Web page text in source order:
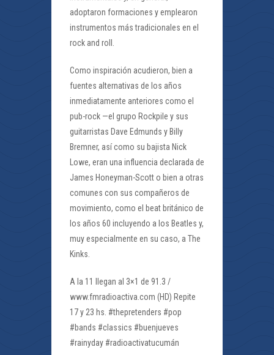
adoptaron formaciones y emplearon
instrumentos más tradicionales en el
rock and roll.
Como inspiración acudieron, bien a
fuentes alternativas de los años
inmediatamente anteriores como el
pub-rock —el grupo Rockpile y sus
guitarristas Dave Edmunds y Billy
Bremner, así como su bajista Nick
Lowe, eran una influencia declarada de
James Honeyman-Scott o bien a otras
comunes con sus compañeros de
movimiento, como el beat británico de
los años 60 incluyendo a los Beatles y,
muy especialmente en su caso, a The
Kinks.
A la 11 llegan al 3×1 de 91.3 /
www.fmradioactiva.com (HD) Repite
17 y 23 hs. #thepretenders #pop
#bands #classics #buenjueves
#rainyday #radioactivatucumán